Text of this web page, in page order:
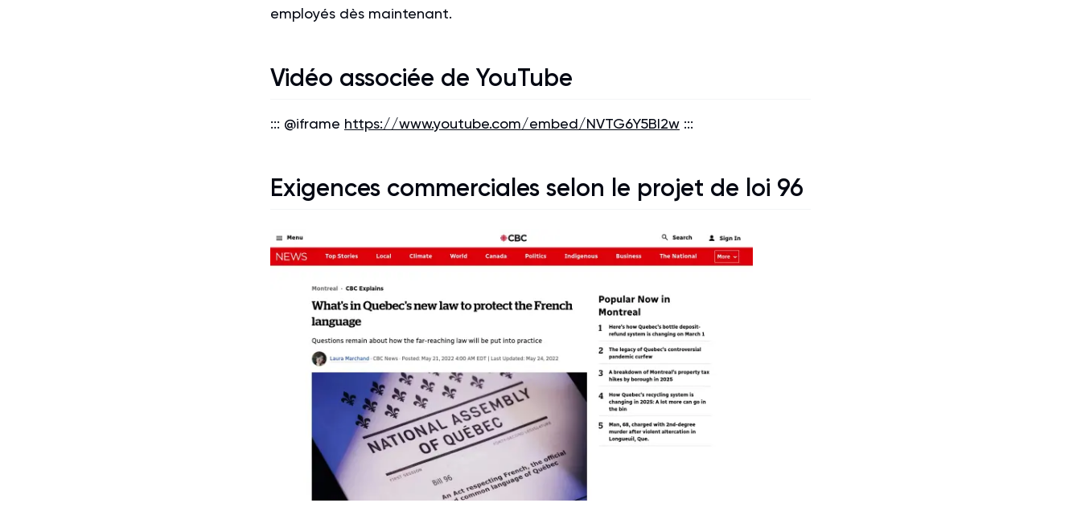
employés dès maintenant.
Vidéo associée de YouTube
::: @iframe https://www.youtube.com/embed/NVTG6Y5BI2w :::
Exigences commerciales selon le projet de loi 96